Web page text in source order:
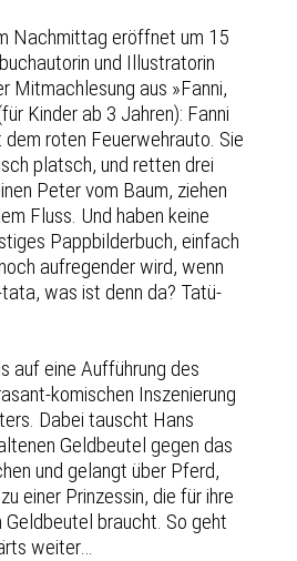
Nachmittag eröffnet um 15
und Illustratorin
Mitmachlesung aus »Fanni,
Kinder ab 3 Jahren): Fanni
roten Feuerwehrauto. Sie
platsch, und retten drei
Peter vom Baum, ziehen
Fluss. Und haben keine
Pappbilderbuch, einfach
aufregender wird, wenn
was ist denn da? Tatü-
auf eine Aufführung des
komischen Inszenierung
Dabei tauscht Hans
Geldbeutel gegen das
und gelangt über Pferd,
einer Prinzessin, die für ihre
Geldbeutel braucht. So geht
weiter…